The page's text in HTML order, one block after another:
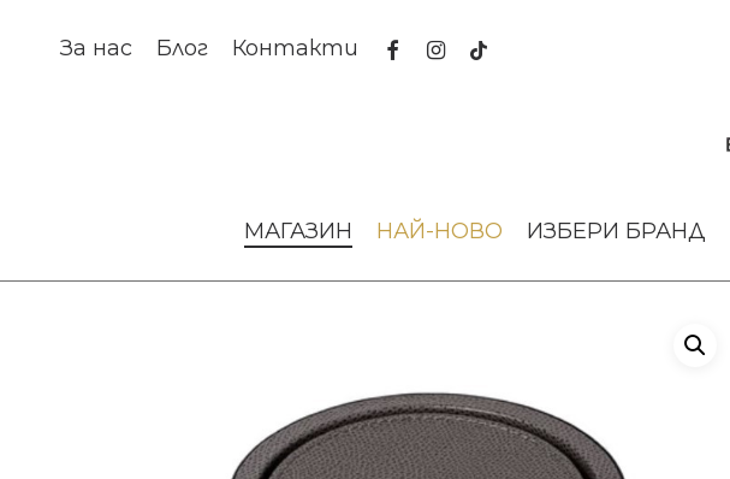
За нас Блог Контакти facebookinstagram
tiktok
МАГАЗИН НАЙ-НОВО ИЗБЕРИ БРАНД